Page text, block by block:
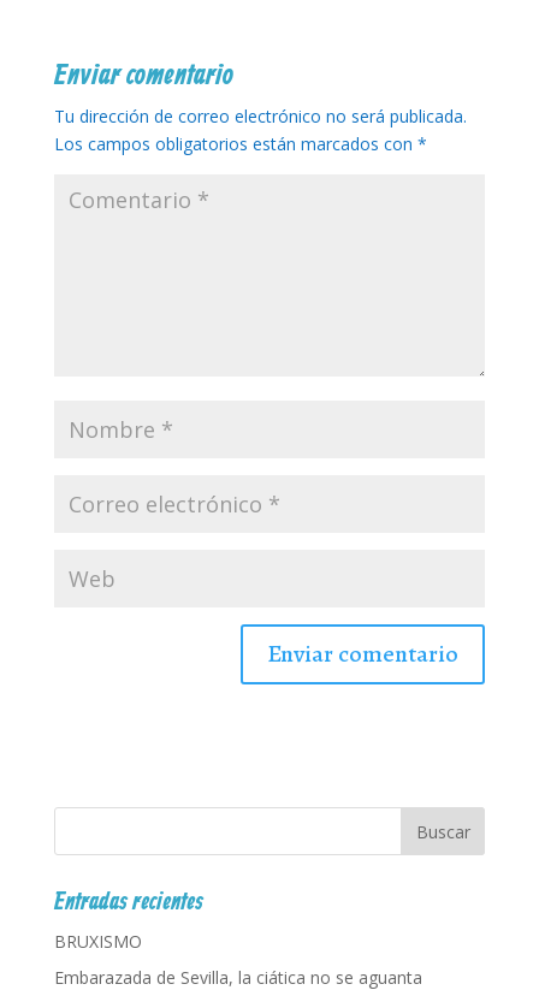
Enviar comentario
Tu dirección de correo electrónico no será publicada.
Los campos obligatorios están marcados con *
Entradas recientes
BRUXISMO
Embarazada de Sevilla, la ciática no se aguanta